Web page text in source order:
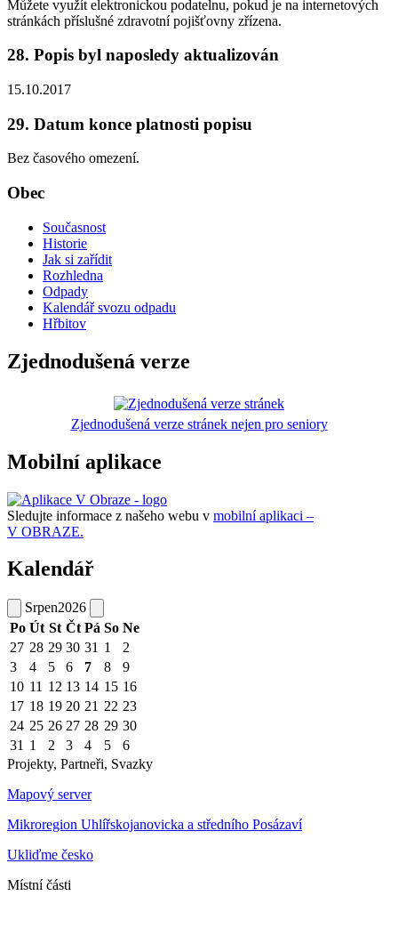
Můžete využít elektronickou podatelnu, pokud je na internetových
stránkách příslušné zdravotní pojišťovny zřízena.
28. Popis byl naposledy aktualizován
15.10.2017
29. Datum konce platnosti popisu
Bez časového omezení.
Obec
Současnost
Historie
Jak si zařídit
Rozhledna
Odpady
Kalendář svozu odpadu
Hřbitov
Zjednodušená verze
Zjednodušená verze stránek nejen pro seniory
Mobilní aplikace
Sledujte informace z našeho webu v mobilní aplikaci –
V OBRAZE.
Kalendář
Srpen2026
Po Út St Čt Pá So Ne
27 28 29 30 31 1
2
3
4 5 6 7 8
9
10 11 12 13 14 15 16
17 18 19 20 21 22 23
24 25 26 27 28 29 30
31 1 2 3 4 5
6
Projekty, Partneři, Svazky
Mapový server
Mikroregion Uhlířskojanovicka a středního Posázaví
Ukliďme česko
Místní části